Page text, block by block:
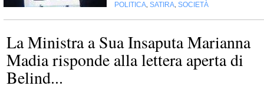
POLITICA SATIRA SOCIETÀ
La Ministra a Sua Insaputa Marianna
Madia risponde alla lettera aperta di
Belind...